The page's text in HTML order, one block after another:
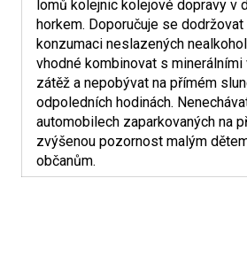
lomů kolejnic kolejové dopravy v
horkem. Doporučuje se
konzumaci neslazených
vhodné kombinovat s
zátěž a nepobývat na přímém
odpoledních hodinách.
automobilech zaparkovaných na
zvýšenou pozornost malým
občanům.